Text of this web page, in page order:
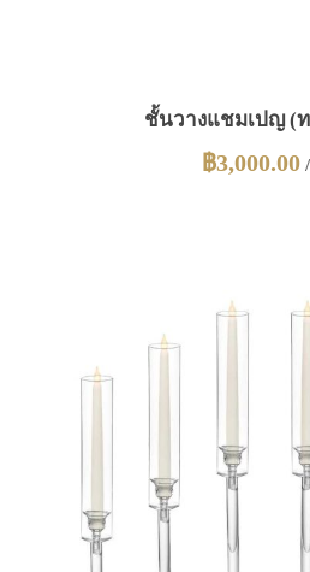
ชั้นวางแชมเปญ (ท
฿3,000.00